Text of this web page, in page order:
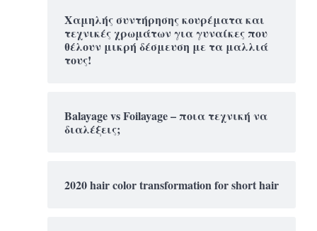
Χαμηλής συντήρησης κουρέματα και
τεχνικές χρωμάτων για γυναίκες που
θέλουν μικρή δέσμευση με τα μαλλιά
τους!
Balayage vs Foilayage – ποια τεχνική να
διαλέξεις;
2020 hair color transformation for short hair